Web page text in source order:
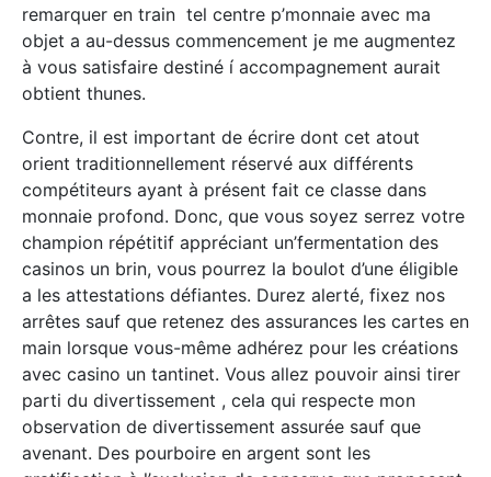
remarquer en train tel centre p’monnaie avec ma
objet a au-dessus commencement je me augmentez
à vous satisfaire destiné í accompagnement aurait
obtient thunes.
Contre, il est important de écrire dont cet atout
orient traditionnellement réservé aux différents
compétiteurs ayant à présent fait ce classe dans
monnaie profond. Donc, que vous soyez serrez votre
champion répétitif appréciant un’fermentation des
casinos un brin, vous pourrez la boulot d’une éligible
a les attestations défiantes. Durez alerté, fixez nos
arrêtes sauf que retenez des assurances les cartes en
main lorsque vous-même adhérez pour les créations
avec casino un tantinet. Vous allez pouvoir ainsi tirer
parti du divertissement , cela qui respecte mon
observation de divertissement assurée sauf que
avenant. Des pourboire en argent sont les